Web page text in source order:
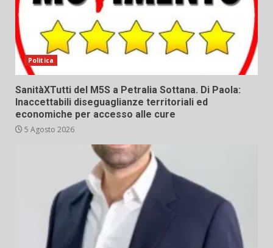
Politica
SanitàXTutti del M5S a Petralia Sottana. Di Paola:
Inaccettabili diseguaglianze territoriali ed
economiche per accesso alle cure
5 Agosto 2026